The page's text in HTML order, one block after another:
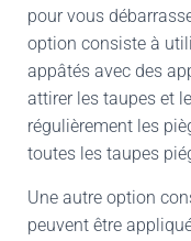
pour vous
option consiste à
appâtés avec des
attirer les taupes et
régulièrement les
toutes les taupes
Une autre option
peuvent être